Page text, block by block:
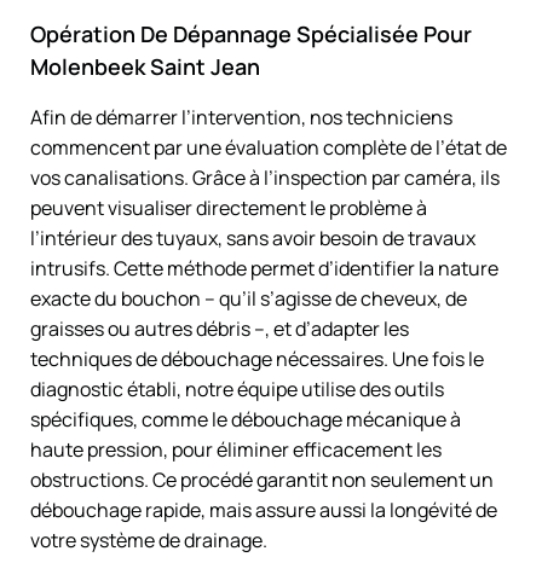
Opération De Dépannage Spécialisée Pour
Molenbeek Saint Jean
Afin de démarrer l’intervention, nos techniciens
commencent par une évaluation complète de l’état de
vos canalisations. Grâce à l’inspection par caméra, ils
peuvent visualiser directement le problème à
l’intérieur des tuyaux, sans avoir besoin de travaux
intrusifs. Cette méthode permet d’identifier la nature
exacte du bouchon – qu’il s’agisse de cheveux, de
graisses ou autres débris –, et d’adapter les
techniques de débouchage nécessaires. Une fois le
diagnostic établi, notre équipe utilise des outils
spécifiques, comme le débouchage mécanique à
haute pression, pour éliminer efficacement les
obstructions. Ce procédé garantit non seulement un
débouchage rapide, mais assure aussi la longévité de
votre système de drainage.